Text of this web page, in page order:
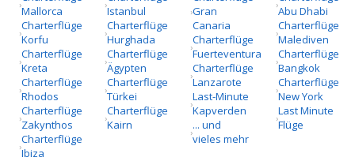
Mallorca
Charterflüge
Korfu
Charterflüge
Kreta
Charterflüge
Rhodos
Charterflüge
Zakynthos
Charterflüge
Ibiza
Istanbul
Charterflüge
Hurghada
Charterflüge
Ägypten
Charterflüge
Türkei
Charterflüge
Kairn
Gran
Canaria
Charterflüge
Fuerteventura
Charterflüge
Lanzarote
Last-Minute
Kapverden
... und
vieles mehr
Abu Dhabi
Charterflüge
Malediven
Charterflüge
Bangkok
Charterflüge
New York
Last Minute
Flüge